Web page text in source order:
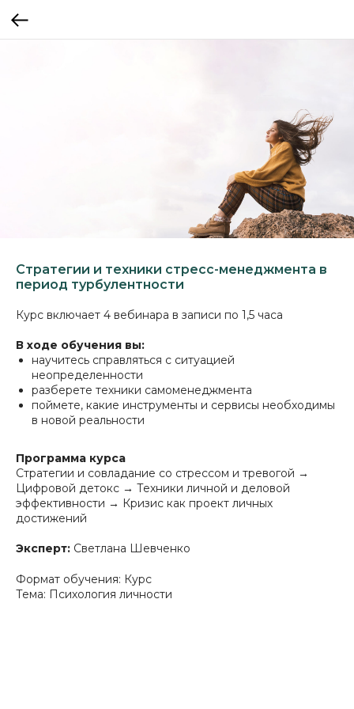
Стратегии и техники стресс-менеджмента в
период турбулентности
Курс включает 4 вебинара в записи по 1,5 часа
В ходе обучения вы:
научитесь справляться с ситуацией
неопределенности
разберете техники самоменеджмента
поймете, какие инструменты и сервисы необходимы
в новой реальности
Программа курса
Стратегии и совладание со стрессом и тревогой →
Цифровой детокс → Техники личной и деловой
эффективности → Кризис как проект личных
достижений
Эксперт: Светлана Шевченко
Формат обучения: Курс
Тема: Психология личности